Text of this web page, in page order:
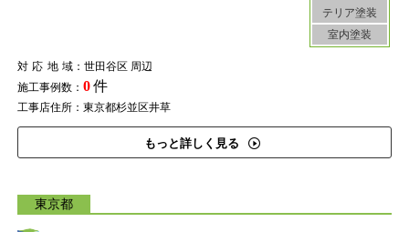
テリア塗装
室内塗装
対応地域：世田谷区 周辺
施工事例数： 0件
工事店住所：東京都杉並区井草
もっと詳しく見る
東京都